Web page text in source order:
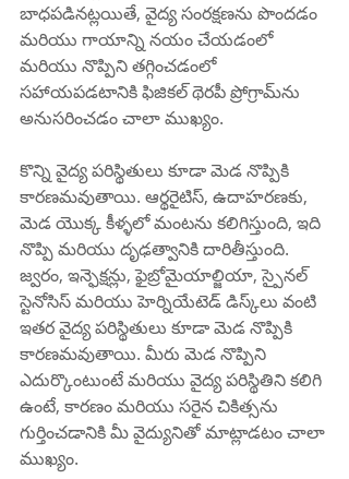
బాధపడినట్లయితే, వైద్య సంరక్షణను పొందడం
మరియు గాయాన్ని నయం చేయడంలో
మరియు నొప్పిని తగ్గించడంలో
సహాయపడటానికి ఫిజికల్ థెరపీ ప్రోగ్రామ్‌ను
అనుసరించడం చాలా ముఖ్యం.
కొన్ని వైద్య పరిస్థితులు కూడా మెడ నొప్పికి
కారణమవుతాయి. ఆర్థరైటిస్, ఉదాహరణకు,
మెడ యొక్క కీళ్ళలో మంటను కలిగిస్తుంది, ఇది
నొప్పి మరియు దృఢత్వానికి దారితీస్తుంది.
జ్వరం, ఇన్ఫెక్షన్లు, ఫైబ్రోమైయాల్జియా, స్పైనల్
స్టెనోసిస్ మరియు హెర్నియేటెడ్ డిస్క్‌లు వంటి
ఇతర వైద్య పరిస్థితులు కూడా మెడ నొప్పికి
కారణమవుతాయి. మీరు మెడ నొప్పిని
ఎదుర్కొంటుంటే మరియు వైద్య పరిస్థితిని కలిగి
ఉంటే, కారణం మరియు సరైన చికిత్సను
గుర్తించడానికి మీ వైద్యునితో మాట్లాడటం చాలా
ముఖ్యం.